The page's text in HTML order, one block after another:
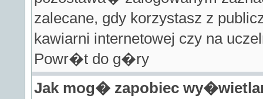
zalecane, gdy korzystasz z
kawiarni internetowej czy na
Powr�t do g�ry
Jak mog� zapobiec